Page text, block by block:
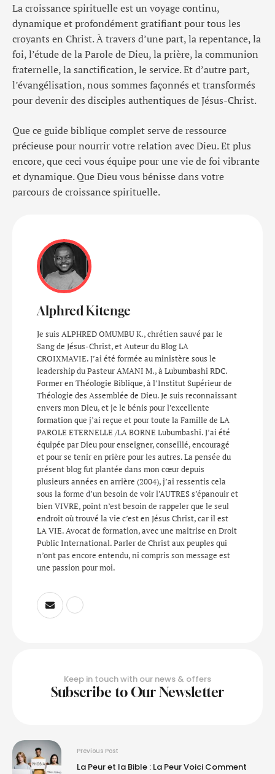
La croissance spirituelle est un voyage continu,
dynamique et profondément gratifiant pour tous les
croyants en Christ. À travers d’une part, la repentance, la
foi, l’étude de la Parole de Dieu, la prière, la communion
fraternelle, la sanctification, le service. Et d’autre part,
l’évangélisation, nous sommes façonnés et transformés
pour devenir des disciples authentiques de Jésus-Christ.
Que ce guide biblique complet serve de ressource
précieuse pour nourrir votre relation avec Dieu. Et plus
encore, que ceci vous équipe pour une vie de foi vibrante
et dynamique. Que Dieu vous bénisse dans votre
parcours de croissance spirituelle.
Alphred Kitenge
Je suis ALPHRED OMUMBU K., chrétien sauvé par le
Sang de Jésus-Christ, et Auteur du Blog LA
CROIXMAVIE. J’ai été formée au ministère sous le
leadership du Pasteur AMANI M., à Lubumbashi RDC.
Former en Théologie Biblique, à l’Institut Supérieur de
Théologie des Assemblée de Dieu. Je suis reconnaissant
envers mon Dieu, et je le bénis pour l’excellente
formation que j’ai reçue et pour toute la Famille de LA
PAROLE ETERNELLE /LA BORNE Lubumbashi. J’ai été
équipée par Dieu pour enseigner, conseillé, encouragé
et pour se tenir en prière pour les autres. La pensée du
présent blog fut plantée dans mon cœur depuis
plusieurs années en arrière (2004), j’ai ressentis cela
sous la forme d’un besoin de voir l’AUTRES s’épanouir et
bien VIVRE, point n’est besoin de rappeler que le seul
endroit où trouvé la vie c’est en Jésus Christ, car il est
LA VIE. Avocat de formation, avec une maitrise en Droit
Public International. Parler de Christ aux peuples qui
n’ont pas encore entendu, ni compris son message est
une passion pour moi.
Keep in touch with our news & offers
Subscribe to Our Newsletter
Previous Post
La Peur et la Bible : La Peur Voici Comment